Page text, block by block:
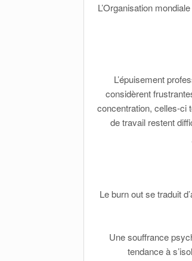
L’Organisation
L’épuisement
considèrent
concentration, celles-ci
de travail restent
Le burn out se traduit
Une souffrance
tendance à